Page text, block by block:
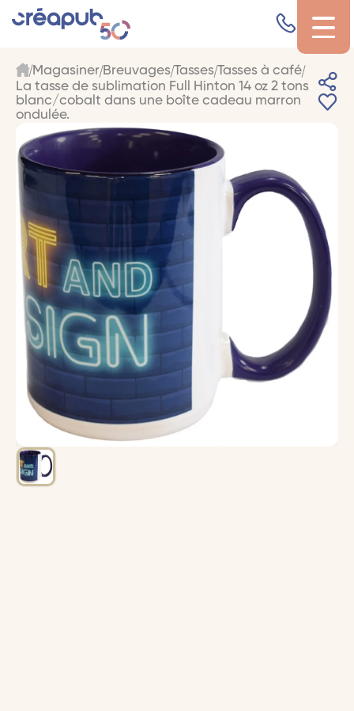
Magasiner Breuvages Tasses Tasses à café
La tasse de sublimation Full Hinton 14 oz 2 tons
blanc/cobalt dans une boîte cadeau marron
ondulée.